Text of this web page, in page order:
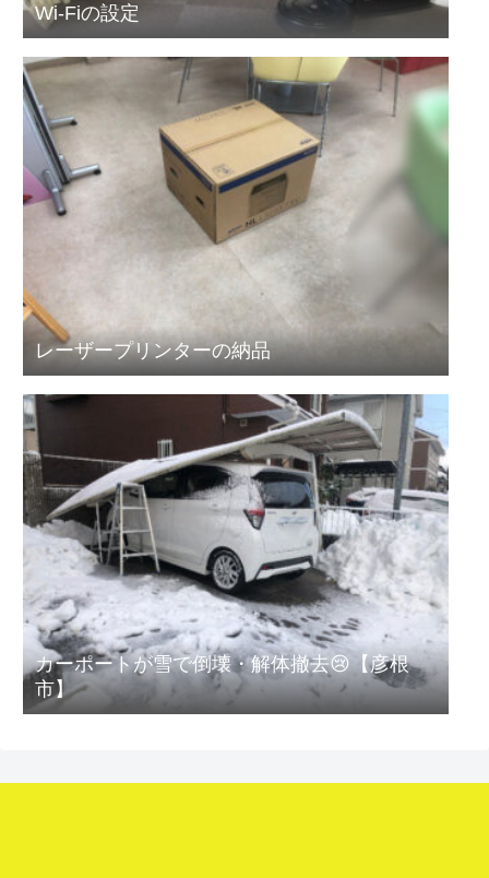
Wi-Fiの設定
レーザープリンターの納品
カーポートが雪で倒壊・解体撤去😢【彦根
市】